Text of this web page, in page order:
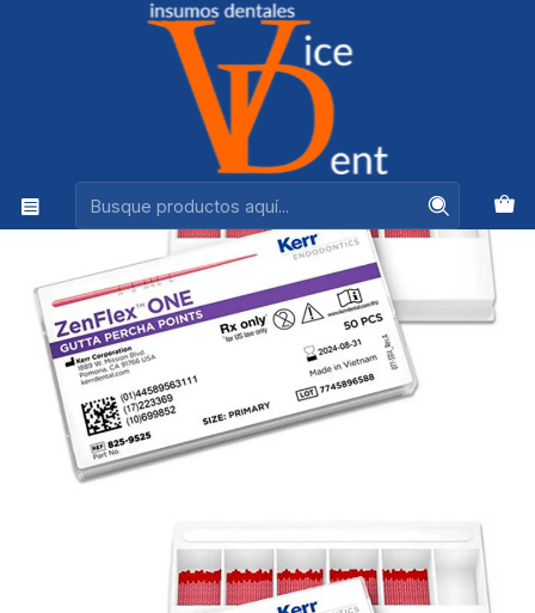
Ventas +56944575313
ENDODONCIA
CONO DE GUTAPERCHA ZENFLEX ONE